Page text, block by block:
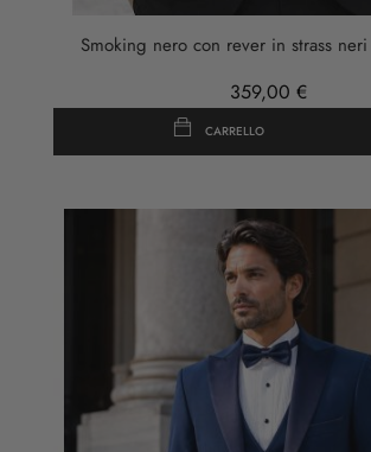
Smoking nero con rever in strass
359,00 €
CARRELLO